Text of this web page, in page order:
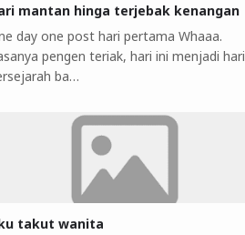
mantan hinga terjebak kenangan
day one post hari pertama Whaaa.
pengen teriak, hari ini menjadi hari
ba…
takut wanita